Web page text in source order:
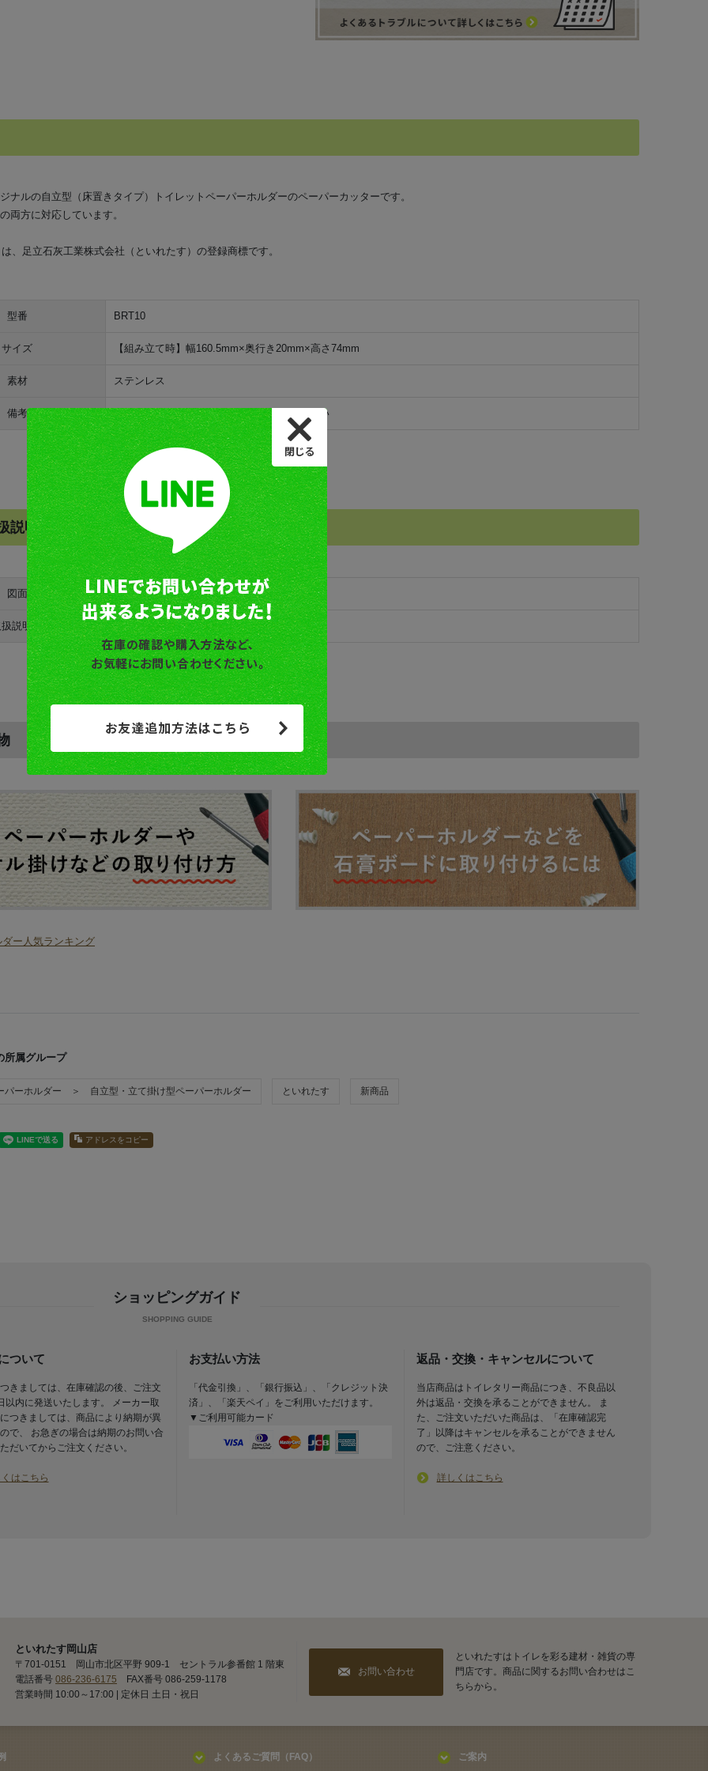
ナルの自立型（床置きタイプ）トイレットペーパーホルダーのペーパーカッターです。
両方に対応しています。
、足立石灰工業株式会社（といれたす）の登録商標です。
型番 BRT10
サイズ 【組み立て時】幅160.5mm×奥行き20mm×高さ74mm
素材 ステンレス
備考 表面の保護フィルムを剥がしてご使用ください
説明書ダウンロード
図面 ペーパーカッター
説明書 ステンレスパーツ
所属グループ
パーホルダー ＞ 自立型・立て掛け型ペーパーホルダー といれたす 新商品
アドレスをコピー
ショッピングガイド
ついて
きましては、在庫確認の後、ご注文
以内に発送いたします。 メーカー取
つきましては、商品により納期が異
で、 お急ぎの場合は納期のお問い合
だいてからご注文ください。
はこちら
お支払い方法
「代金引換」、「銀行振込」、「クレジット決
済」、「楽天ペイ」をご利用いただけます。
▼ご利用可能カード
返品・交換・キャンセルについて
当店商品はトイレタリー商品につき、不良品以
外は返品・交換を承ることができません。 ま
た、ご注文いただいた商品は、「在庫確認完
了」以降はキャンセルを承ることができません
ので、ご注意ください。
詳しくはこちら
といれたす岡山店
〒701-0151 岡山市北区平野 909-1 セントラル参番館 1 階東
電話番号 086-236-6175 FAX番号 086-259-1178
営業時間 10:00～17:00 | 定休日 土日・祝日
お問い合わせ
といれたすはトイレを彩る建材・雑貨の専
門店です。商品に関するお問い合わせはこ
ちらから。
よくあるご質問（FAQ） ご案内